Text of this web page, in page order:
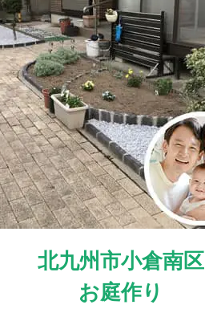
北九州市小倉南区
お庭作り